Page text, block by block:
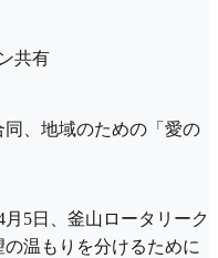
共有
、地域のための「愛の
5日、釜山ロータリーク
温もりを分けるために